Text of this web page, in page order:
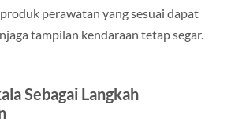
perawatan yang sesuai dapat
tampilan kendaraan tetap segar.
Sebagai Langkah